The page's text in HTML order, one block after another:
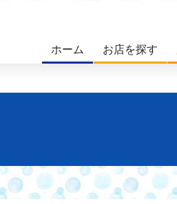
ホーム お店を探す